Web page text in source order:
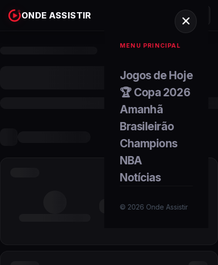
ONDE ASSISTIR
MENU PRINCIPAL
Jogos de Hoje
🏆 Copa 2026
Amanhã
Brasileirão
Champions
NBA
Notícias
© 2026 Onde Assistir